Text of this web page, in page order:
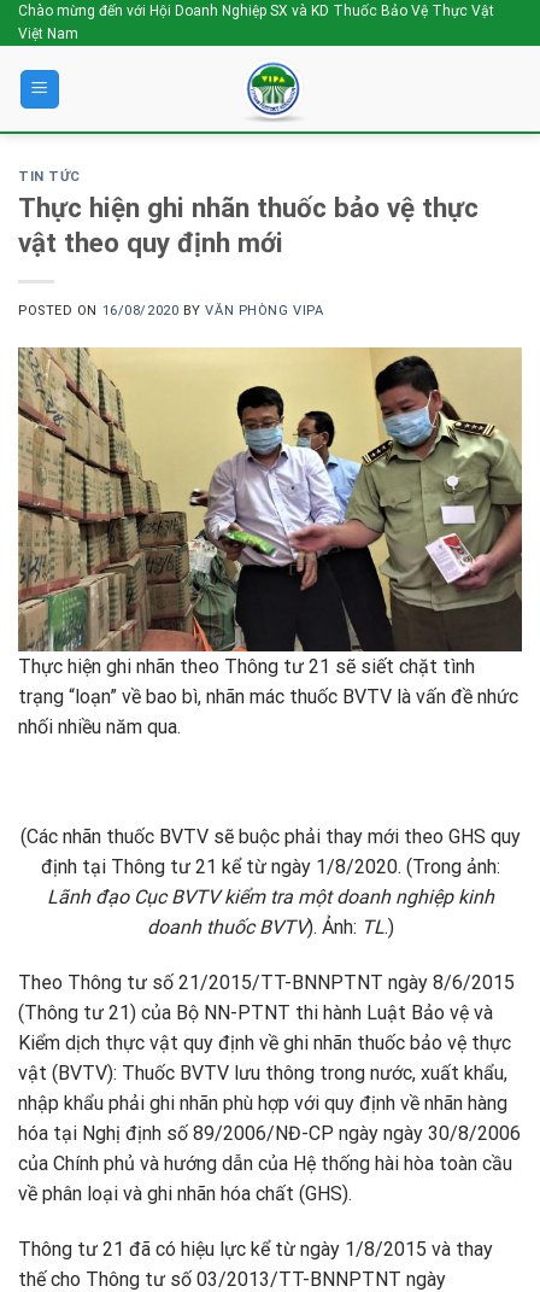
Skip
to
content
Chào mừng đến với Hội Doanh Nghiệp SX và KD Thuốc Bảo Vệ Thực Vật
Việt Nam
TIN TỨC
Thực hiện ghi nhãn thuốc bảo vệ thực
vật theo quy định mới
POSTED ON 16/08/2020 BYVĂN PHÒNG VIPA
Thực hiện ghi nhãn theo Thông tư 21 sẽ siết chặt tình
trạng “loạn” về bao bì, nhãn mác thuốc BVTV là vấn đề nhức
nhối nhiều năm qua.
(Các nhãn thuốc BVTV sẽ buộc phải thay mới theo GHS quy
định tại Thông tư 21 kể từ ngày 1/8/2020. (Trong ảnh:
Lãnh đạo Cục BVTV kiểm tra một doanh nghiệp kinh
doanh thuốc BVTV). Ảnh: TL.)
Theo Thông tư số 21/2015/TT-BNNPTNT ngày 8/6/2015
(Thông tư 21) của Bộ NN-PTNT thi hành Luật Bảo vệ và
Kiểm dịch thực vật quy định về ghi nhãn thuốc bảo vệ thực
vật (BVTV): Thuốc BVTV lưu thông trong nước, xuất khẩu,
nhập khẩu phải ghi nhãn phù hợp với quy định về nhãn hàng
hóa tại Nghị định số 89/2006/NĐ-CP ngày ngày 30/8/2006
của Chính phủ và hướng dẫn của Hệ thống hài hòa toàn cầu
về phân loại và ghi nhãn hóa chất (GHS).
Thông tư 21 đã có hiệu lực kể từ ngày 1/8/2015 và thay
thế cho Thông tư số 03/2013/TT-BNNPTNT ngày